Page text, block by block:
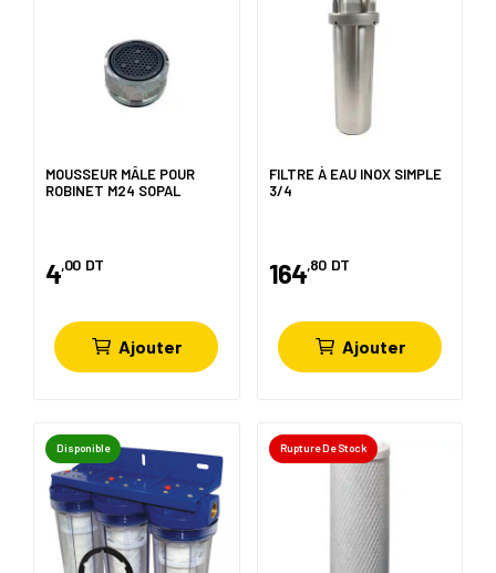
MOUSSEUR MÂLE POUR
ROBINET M24 SOPAL
4,00 DT
Ajouter
FILTRE À EAU INOX SIMPLE
3/4
164,80 DT
Ajouter
Disponible Rupture De Stock